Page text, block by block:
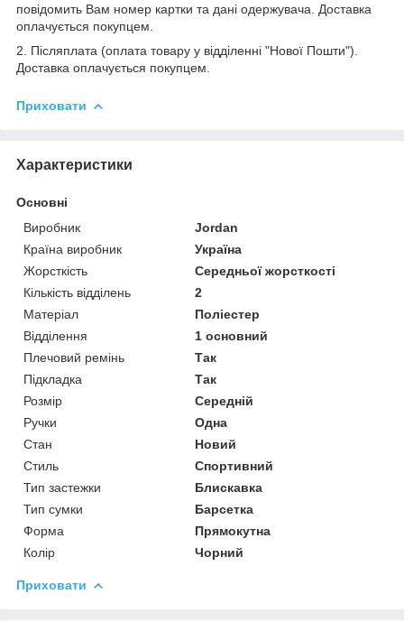
повідомить Вам номер картки та дані одержувача. Доставка
оплачується покупцем.
2. Післяплата (оплата товару у відділенні "Нової Пошти").
Доставка оплачується покупцем.
Приховати
Характеристики
Основні
Виробник
Jordan
Країна виробник
Україна
Жорсткість
Середньої жорсткості
Кількість відділень
2
Матеріал
Поліестер
Відділення
1 основний
Плечовий ремінь
Так
Підкладка
Так
Розмір
Середній
Ручки
Одна
Стан
Новий
Стиль
Спортивний
Тип застежки
Блискавка
Тип сумки
Барсетка
Форма
Прямокутна
Колір
Чорний
Приховати